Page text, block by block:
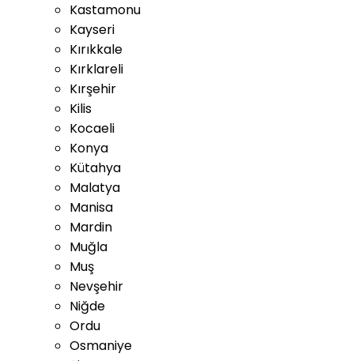
Kastamonu
Kayseri
Kırıkkale
Kırklareli
Kırşehir
Kilis
Kocaeli
Konya
Kütahya
Malatya
Manisa
Mardin
Muğla
Muş
Nevşehir
Niğde
Ordu
Osmaniye